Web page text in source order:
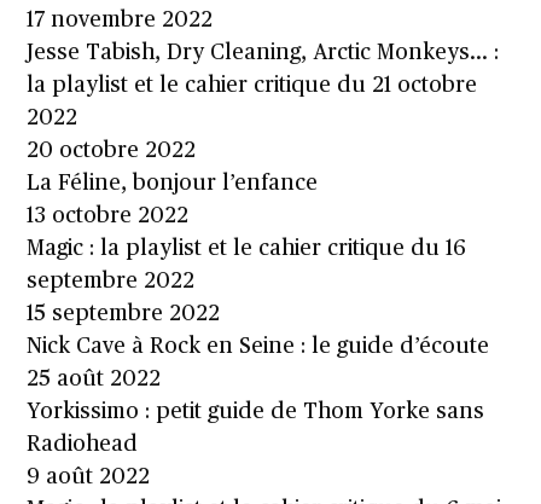
17 novembre 2022
Jesse Tabish, Dry Cleaning, Arctic Monkeys… :
la playlist et le cahier critique du 21 octobre
2022
20 octobre 2022
La Féline, bonjour l’enfance
13 octobre 2022
Magic : la playlist et le cahier critique du 16
septembre 2022
15 septembre 2022
Nick Cave à Rock en Seine : le guide d’écoute
25 août 2022
Yorkissimo : petit guide de Thom Yorke sans
Radiohead
9 août 2022